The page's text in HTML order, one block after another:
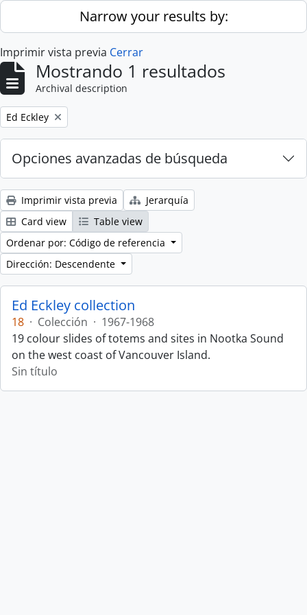
Skip to main contentNarrow your results by:
Imprimir vista previa Cerrar
Mostrando 1 resultados
Archival description
Remove filter:
Ed Eckley
Opciones avanzadas de búsqueda
Imprimir vista previa
Jerarquía
Card view
Table view
Ordenar por: Código de referencia
Dirección: Descendente
Ed Eckley collection
18 · Colección · 1967-1968
19 colour slides of totems and sites in Nootka Sound
on the west coast of Vancouver Island.
Sin título